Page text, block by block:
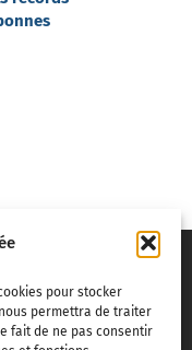
pour stocker
permettra de traiter
fait de ne pas consentir